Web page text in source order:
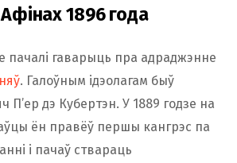
1896 года
пачалі гаварыць пра адраджэнне
. Галоўным ідэолагам быў
П’ер дэ Кубертэн. У 1889 годзе на
ён правёў першы кангрэс па
і пачаў ствараць